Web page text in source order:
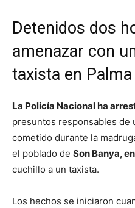
Detenidos dos
amenazar con
taxista en Palma
La Policía Nacional ha
presuntos responsables de
cometido durante la
el poblado de Son Banya,
cuchillo a un taxista.
Los hechos se iniciaron